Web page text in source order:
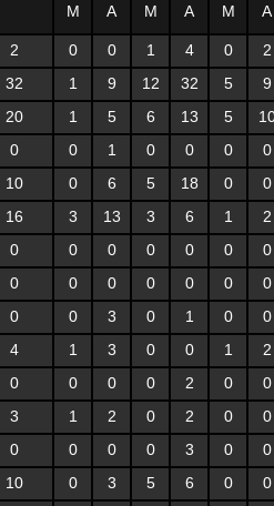
M A M A M A
2 0 0 1 4 0
2
32 1 9 12 32 5
9
20 1 5 6 13 5
0 0 1 0 0 0
0
10 0 6 5 18 0
0
16 3 13 3 6 1
2
0 0 0 0 0 0
0
0 0 0 0 0 0
0
0 0 3 0 1 0
0
4 1 3 0 0 1
2
0 0 0 0 2 0
0
3 1 2 0 2 0
0
0 0 0 0 3 0
0
10 0 3 5 6 0 0